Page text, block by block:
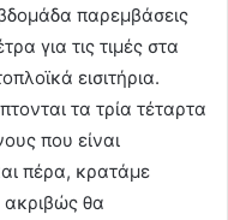
παρεμβάσεις
για τις τιμές στα
εισιτήρια.
τα τρία τέταρτα
που είναι
πέρα, κρατάμε
θα